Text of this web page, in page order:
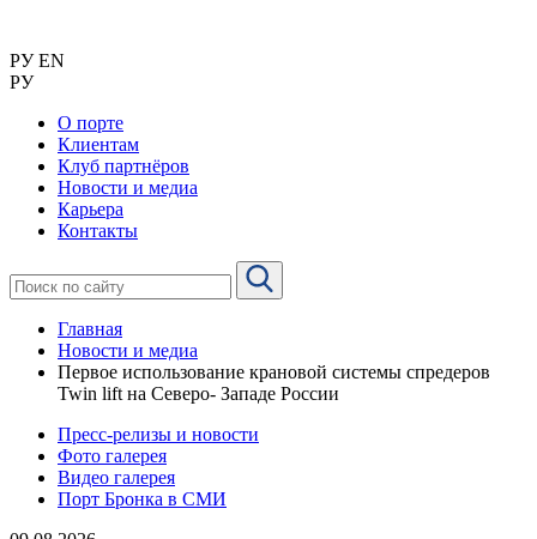
РУ EN
РУ
О порте
Клиентам
Клуб партнёров
Новости и медиа
Карьера
Контакты
Главная
Новости и медиа
Первое использование крановой системы спредеров
Twin lift на Северо- Западе России
Пресс-релизы и новости
Фото галерея
Видео галерея
Порт Бронка в СМИ